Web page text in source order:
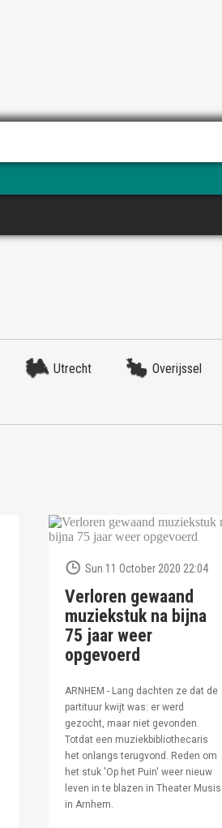
Utrecht Overijssel
Sun 11 October 2020 22:04
Verloren gewaand
muziekstuk na bijna
75 jaar weer
opgevoerd
ARNHEM - Lang dachten ze dat de
partituur kwijt was: er werd
gezocht, maar niet gevonden.
Totdat een muziekbibliothecaris
het onlangs terugvond. Reden om
het stuk 'Op het Puin' weer nieuw
leven in te blazen in Theater Musis
in Arnhem.